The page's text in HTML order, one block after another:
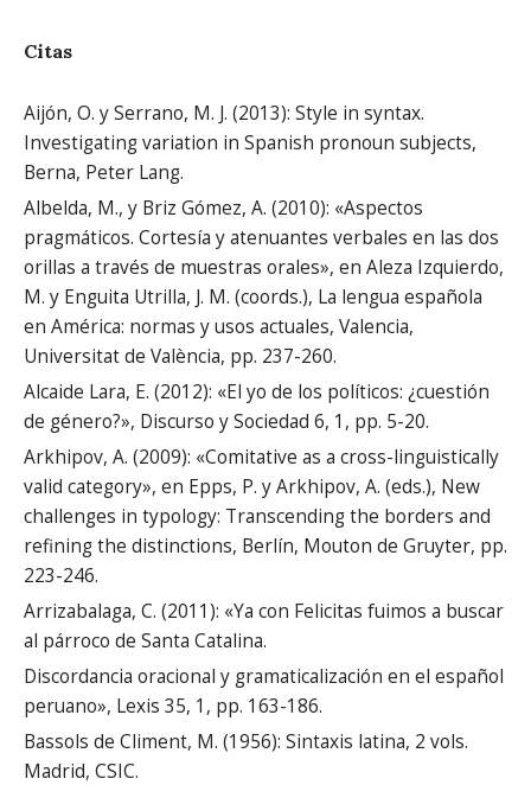
Citas
Aijón, O. y Serrano, M. J. (2013): Style in syntax.
Investigating variation in Spanish pronoun subjects,
Berna, Peter Lang.
Albelda, M., y Briz Gómez, A. (2010): «Aspectos
pragmáticos. Cortesía y atenuantes verbales en las dos
orillas a través de muestras orales», en Aleza Izquierdo,
M. y Enguita Utrilla, J. M. (coords.), La lengua española
en América: normas y usos actuales, Valencia,
Universitat de València, pp. 237-260.
Alcaide Lara, E. (2012): «El yo de los políticos: ¿cuestión
de género?», Discurso y Sociedad 6, 1, pp. 5-20.
Arkhipov, A. (2009): «Comitative as a cross-linguistically
valid category», en Epps, P. y Arkhipov, A. (eds.), New
challenges in typology: Transcending the borders and
refining the distinctions, Berlín, Mouton de Gruyter, pp.
223-246.
Arrizabalaga, C. (2011): «Ya con Felicitas fuimos a buscar
al párroco de Santa Catalina.
Discordancia oracional y gramaticalización en el español
peruano», Lexis 35, 1, pp. 163-186.
Bassols de Climent, M. (1956): Sintaxis latina, 2 vols.
Madrid, CSIC.